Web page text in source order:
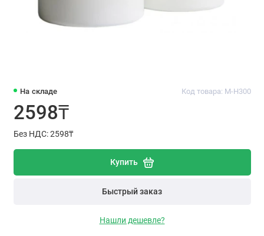
На складе Код товара: M-H300
2598₸
Без НДС: 2598₸
Купить
Быстрый заказ
Нашли дешевле?